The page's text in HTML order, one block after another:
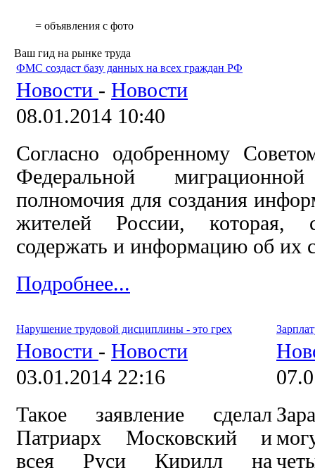
= объявления с фото
Ваш гид на рынке труда
ФМС создаст базу данных на всех граждан РФ
Новости - Новости
08.01.2014 10:40
Согласно одобренному
Федеральной
полномочия для создания
жителей России, которая,
содержать и информацию об их
Подробнее...
Нарушение трудовой дисциплины - это грех
Новости - Новости
03.01.2014 22:16
Такое заявление сделал
Патриарх Московский и
всея Руси Кирилл на